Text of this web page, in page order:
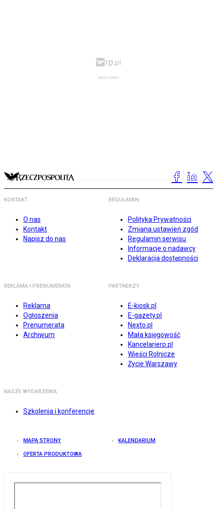
KONTAKT
O nas
Kontakt
Napisz do nas
REGULAMIN
Polityka Prywatności
Zmiana ustawień zgód
Regulamin serwisu
Informacje o nadawcy
Deklaracja dostępności
REKLAMA I PRENUMERATA
Reklama
Ogłoszenia
Prenumerata
Archiwum
PARTNERZY
E-kiosk.pl
E-gazety.pl
Nexto.pl
Mała księgowość
Kancelarierp.pl
Wieści Rolnicze
Życie Warszawy
NASZE WYDARZENIA
Szkolenia i konferencje
MAPA STRONY KALENDARIUM
OFERTA PRODUKTOWA